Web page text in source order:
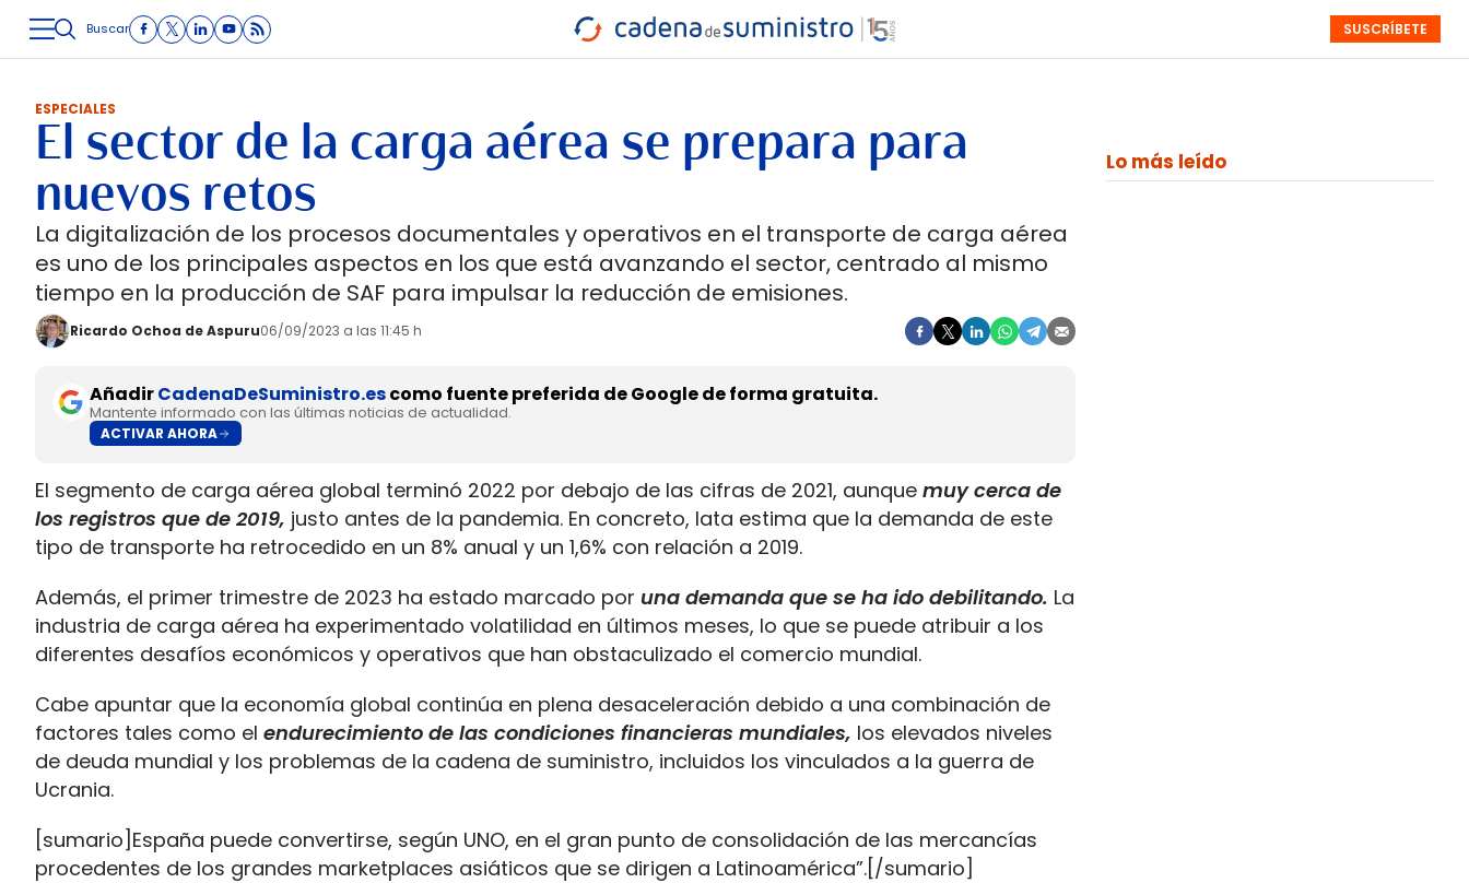
LOGÍSTICA INMOLOGÍSTICA INTRALOGÍSTICA CARRETERA
CARRETERA
MARÍTIMO INTERMODAL PROTAGONISTAS
SEMANALES
MONOGRÁFICOS EVENTOS
SUSCRÍBETE
Buscar
ESPECIALES
El sector de la carga aérea se prepara para
nuevos retos
La digitalización de los procesos documentales y operativos en el transporte de carga aérea
es uno de los principales aspectos en los que está avanzando el sector, centrado al mismo
tiempo en la producción de SAF para impulsar la reducción de emisiones.
Ricardo Ochoa de Aspuru06/09/2023 a las 11:45 h
AñadirCadenaDeSuministro.escomo fuente preferida de Google de forma gratuita.
Mantente informado con las últimas noticias de actualidad.
ACTIVAR AHORA
El segmento de carga aérea global terminó 2022 por debajo de las cifras de 2021, aunque muy cerca de
los registros que de 2019, justo antes de la pandemia. En concreto, Iata estima que la demanda de este
tipo de transporte ha retrocedido en un 8% anual y un 1,6% con relación a 2019.
Además, el primer trimestre de 2023 ha estado marcado por una demanda que se ha ido debilitando. La
industria de carga aérea ha experimentado volatilidad en últimos meses, lo que se puede atribuir a los
diferentes desafíos económicos y operativos que han obstaculizado el comercio mundial.
Cabe apuntar que la economía global continúa en plena desaceleración debido a una combinación de
factores tales como el endurecimiento de las condiciones financieras mundiales, los elevados niveles
de deuda mundial y los problemas de la cadena de suministro, incluidos los vinculados a la guerra de
Ucrania.
[sumario]España puede convertirse, según UNO, en el gran punto de consolidación de las mercancías
procedentes de los grandes marketplaces asiáticos que se dirigen a Latinoamérica”.[/sumario]
Lo más leído